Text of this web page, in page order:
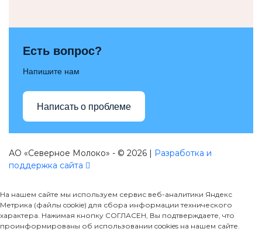
Есть вопрос?
Напишите нам
Написать о проблеме
АО «Северное Молоко» - © 2026 | Разработка и
поддержка сайта
На нашем сайте мы используем сервис веб-аналитики Яндекс
Метрика (файлы cookie) для сбора информации технического
характера. Нажимая кнопку СОГЛАСЕН, Вы подтверждаете, что
проинформированы об использовании cookies на нашем сайте.